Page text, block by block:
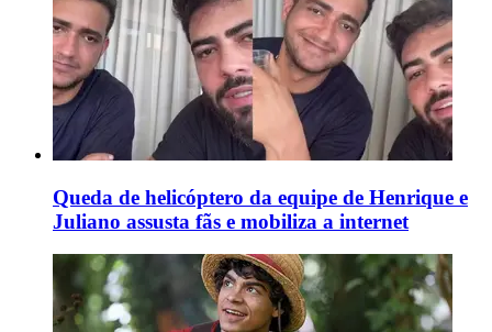
Queda de helicóptero da equipe de Henrique e
Juliano assusta fãs e mobiliza a internet